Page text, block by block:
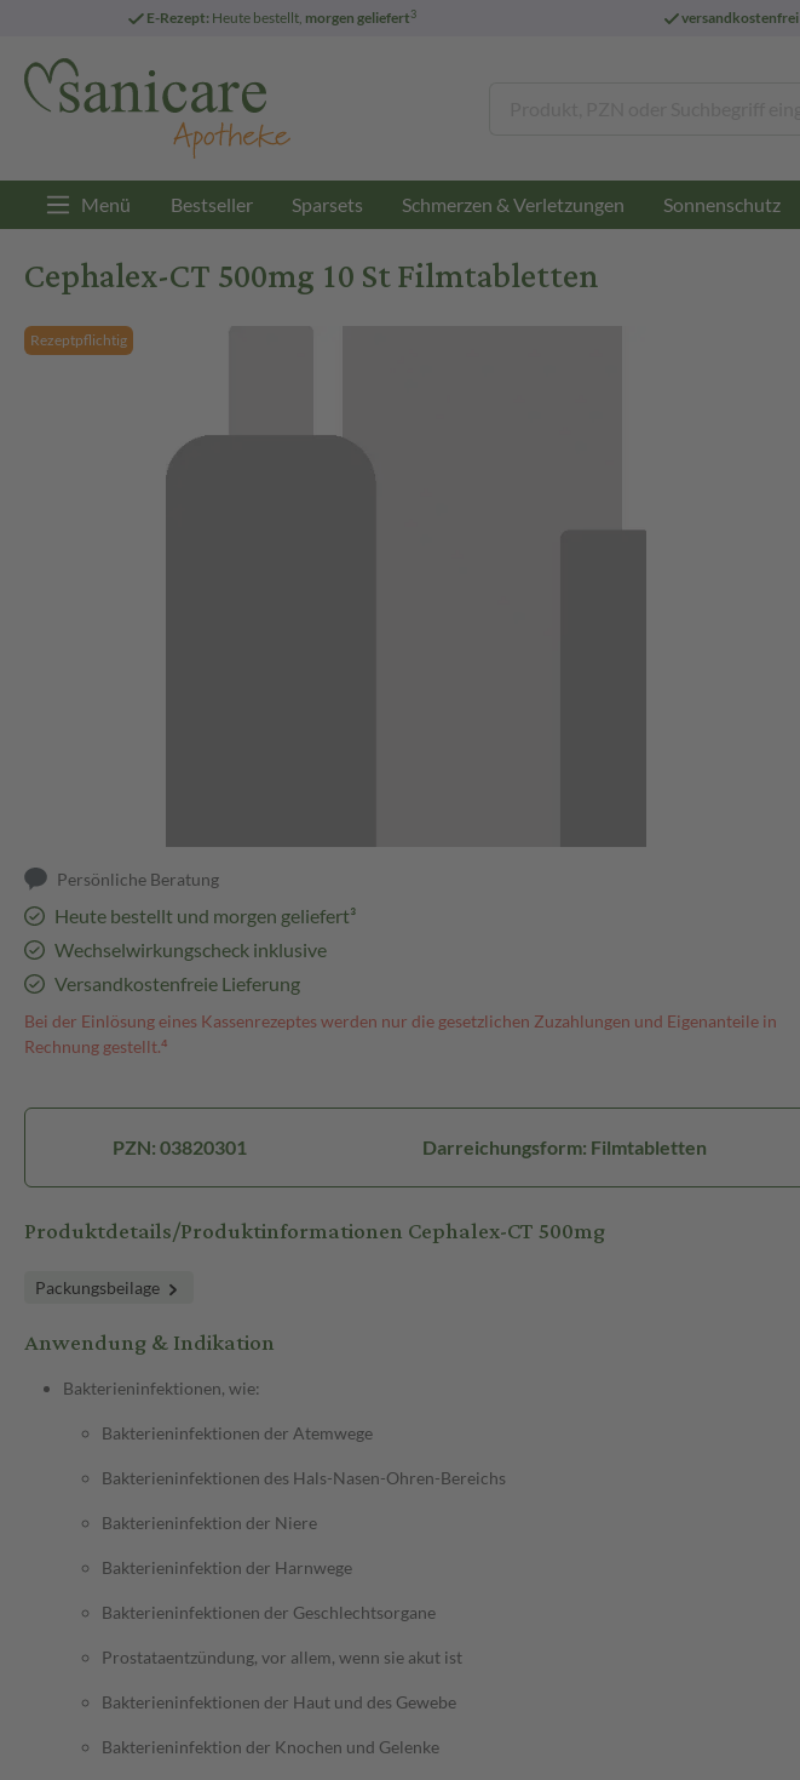
E-Rezept: Heute bestellt, morgen geliefert3 versandkostenfrei
Menü Bestseller Sparsets Schmerzen & Verletzungen Sonnenschutz
Cephalex-CT 500mg 10 St Filmtabletten
Rezeptpflichtig
Persönliche Beratung
Heute bestellt und morgen geliefert³
Wechselwirkungscheck inklusive
Versandkostenfreie Lieferung
Bei der Einlösung eines Kassenrezeptes werden nur die gesetzlichen Zuzahlungen und Eigenanteile in
Rechnung gestellt.⁴
PZN: 03820301 Darreichungsform: Filmtabletten
Produktdetails/Produktinformationen Cephalex-CT 500mg
Packungsbeilage
Anwendung & Indikation
Bakterieninfektionen, wie:
Bakterieninfektionen der Atemwege
Bakterieninfektionen des Hals-Nasen-Ohren-Bereichs
Bakterieninfektion der Niere
Bakterieninfektion der Harnwege
Bakterieninfektionen der Geschlechtsorgane
Prostataentzündung, vor allem, wenn sie akut ist
Bakterieninfektionen der Haut und des Gewebe
Bakterieninfektion der Knochen und Gelenke